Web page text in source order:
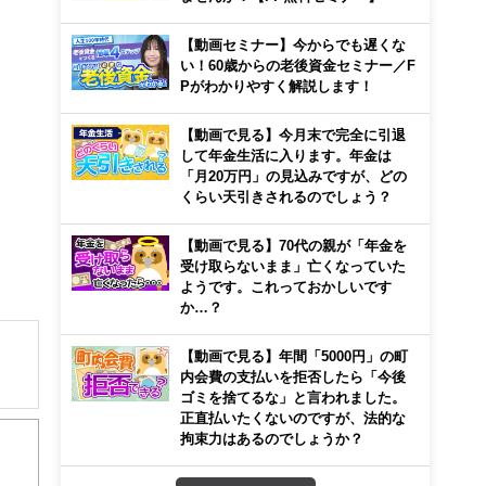
き
【動画セミナー】今からでも遅くな
い！60歳からの老後資金セミナー／F
Pがわかりやすく解説します！
【動画で見る】今月末で完全に引退
して年金生活に入ります。年金は
「月20万円」の見込みですが、どの
くらい天引きされるのでしょう？
【動画で見る】70代の親が「年金を
受け取らないまま」亡くなっていた
ようです。これっておかしいです
か…？
【動画で見る】年間「5000円」の町
内会費の支払いを拒否したら「今後
ゴミを捨てるな」と言われました。
正直払いたくないのですが、法的な
拘束力はあるのでしょうか？